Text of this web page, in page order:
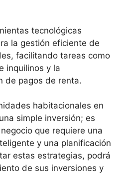
tecnológicas
la gestión eficiente de
facilitando tareas como
inquilinos y la
de pagos de renta.
habitacionales en
simple inversión; es
que requiere una
y una planificación
estas estrategias, podrá
de sus inversiones y